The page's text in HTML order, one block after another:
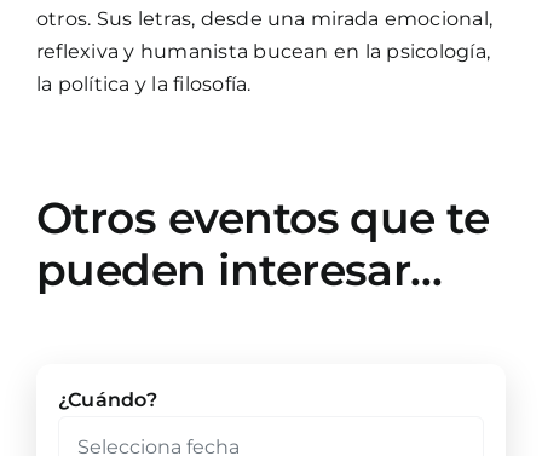
otros. Sus letras, desde una mirada emocional,
reflexiva y humanista bucean en la psicología,
la política y la filosofía.
Otros eventos que te
pueden interesar…
¿Cuándo?